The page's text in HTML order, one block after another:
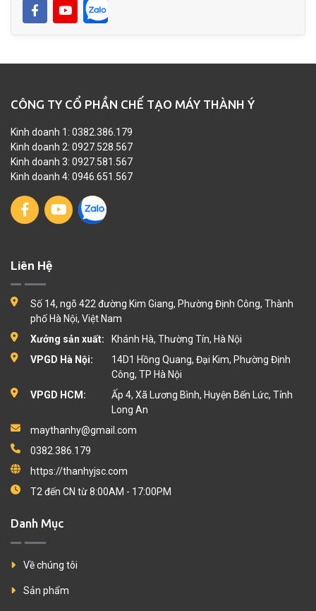
CÔNG TY CỔ PHẦN CHẾ TẠO MÁY THÀNH Ý
Kinh doanh 1: 0382.386.179
Kinh doanh 2: 0927.528.567
Kinh doanh 3: 0927.581.567
Kinh doanh 4: 0946.651.567
Liên Hệ
Số 14, ngõ 422 đường Kim Giang, Phường Định Công, Thành
phố Hà Nội, Việt Nam
Xưởng sản xuất:
Khánh Hà, Thường Tín, Hà Nội
VPGD Hà Nội:
14D1 Hồng Quang, Đại Kim, Phường Định
Công, TP Hà Nội
VPGD HCM:
Ấp 4, Xã Lương Bình, Huyện Bến Lức, Tỉnh
Long An
maythanhy@gmail.com
0382.386.179
https://thanhyjsc.com
T2 đến CN từ 8:00AM - 17:00PM
Danh Mục
Về chúng tôi
Sản phẩm